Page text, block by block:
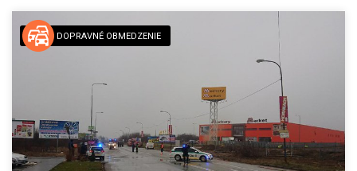
DOPRAVNÉ OBMEDZENIE